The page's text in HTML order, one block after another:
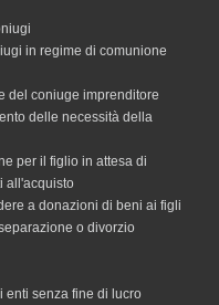
in regime di comunione
del coniuge imprenditore
delle necessità della
per il figlio in attesa di
all'acquisto
a donazioni di beni ai figli
o divorzio
enti senza fine di lucro